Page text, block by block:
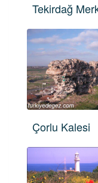
Tekirdağ
Çorlu Kalesi